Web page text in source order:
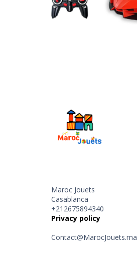
Maroc Jouets
Casablanca
+212675894340
Privacy policy
Contact@MarocJouets.ma